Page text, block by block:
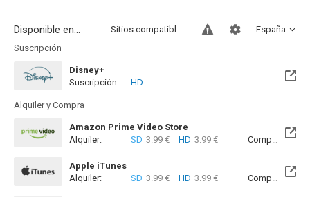
Disponible en... España
Sitios compatibles
Suscripción
Disney+
Suscripción:
HD
Alquiler y Compra
Amazon Prime Video Store
Alquiler:
SD 3.99 € HD 3.99 € Compra: SD
Apple iTunes
Alquiler:
SD 3.99 € HD 3.99 € Compra: SD